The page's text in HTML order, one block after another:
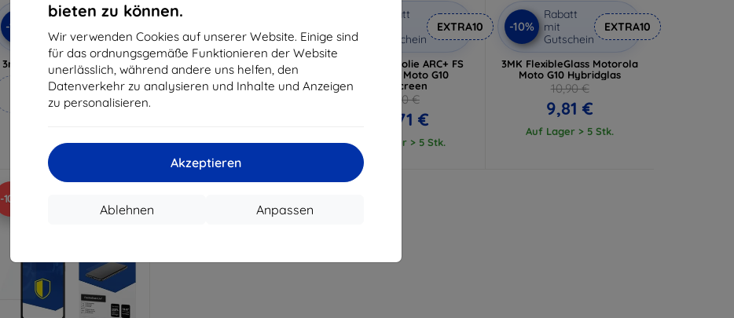
bieten zu können.
Wir verwenden Cookies auf unserer Website. Einige sind
für das ordnungsgemäße Funktionieren der Website
unerlässlich, während andere uns helfen, den
Datenverkehr zu analysieren und Inhalte und Anzeigen
zu personalisieren.
Akzeptieren
Anpassen
Ablehnen
-10%
Rabatt
Gutschein
3mk Hammer Schutzfolie
Maßgeschneidert
hergestellt
17,91 €
Auf Lager 4 Stk.
Gutschein
3MK Lens Protect
Schutzglas für
Kameraobjektiv Motorola
Rabatt
Gutschein
EXTRA10
3MK Schutzfolie ARC+ FS
Motorola Moto G10
Fullscreen
11,90 €
10,71 €
Auf Lager > 5 Stk.
-10%
Rabatt
mit
Gutschein
EXTRA10
3MK FlexibleGlass Motorola
Moto G10 Hybridglas
10,90 €
9,81 €
Auf Lager > 5 Stk.
-10%